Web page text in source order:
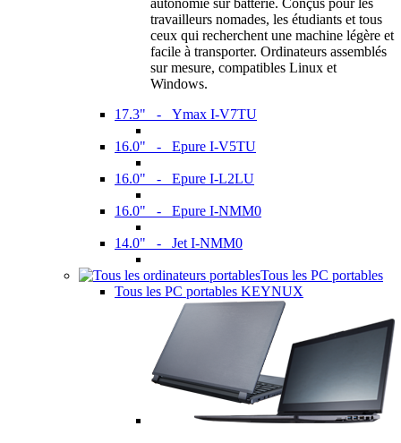
travailleurs nomades, les étudiants et tous
ceux qui recherchent une machine légère et
facile à transporter. Ordinateurs assemblés
sur mesure, compatibles Linux et
Windows.
17.3" - Ymax I-V7TU
16.0" - Epure I-V5TU
16.0" - Epure I-L2LU
16.0" - Epure I-NMM0
14.0" - Jet I-NMM0
Tous les PC portables
Tous les PC portables KEYNUX